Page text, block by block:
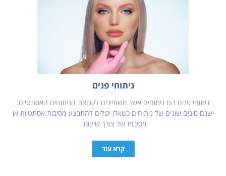
ניתוחי פנים
ניתוחי פנים הם ניתוחים אשר משתייכים לקבוצת הניתוחים האסתטיים.
ישנם סוגים שונים של ניתוחים כשאלו יכולים להתבצע מסיבות אסתטיות או
מסיבות של צורך שיקומי.
קרא עוד